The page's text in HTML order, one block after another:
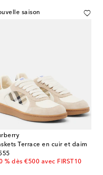
saison
Terrace en cuir et daim
price
% dès €500 avec FIRST10